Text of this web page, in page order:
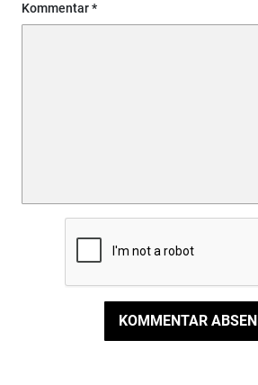
Kommentar
KOMMENTAR